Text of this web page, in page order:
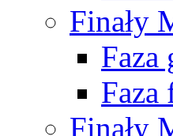
Finały
Faza
Faza
Finały